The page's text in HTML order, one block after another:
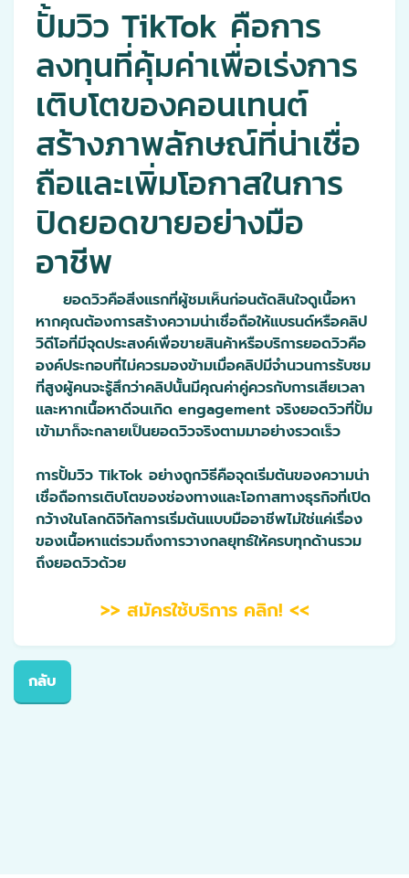
ปั้มวิว TikTok คือการ
ลงทุนที่คุ้มค่าเพื่อเร่งการ
เติบโตของคอนเทนต์
สร้างภาพลักษณ์ที่น่าเชื่อ
ถือและเพิ่มโอกาสในการ
ปิดยอดขายอย่างมือ
อาชีพ
ยอดวิวคือสิ่งแรกที่ผู้ชมเห็นก่อนตัดสินใจดูเนื้อหา
หากคุณต้องการสร้างความน่าเชื่อถือให้แบรนด์หรือคลิป
วิดีโอที่มีจุดประสงค์เพื่อขายสินค้าหรือบริการยอดวิวคือ
องค์ประกอบที่ไม่ควรมองข้ามเมื่อคลิปมีจำนวนการรับชม
ที่สูงผู้คนจะรู้สึกว่าคลิปนั้นมีคุณค่าคู่ควรกับการเสียเวลา
และหากเนื้อหาดีจนเกิด engagement จริงยอดวิวที่ปั้ม
เข้ามาก็จะกลายเป็นยอดวิวจริงตามมาอย่างรวดเร็ว
การปั้มวิว TikTok อย่างถูกวิธีคือจุดเริ่มต้นของความน่า
เชื่อถือการเติบโตของช่องทางและโอกาสทางธุรกิจที่เปิด
กว้างในโลกดิจิทัลการเริ่มต้นแบบมืออาชีพไม่ใช่แค่เรื่อง
ของเนื้อหาแต่รวมถึงการวางกลยุทธ์ให้ครบทุกด้านรวม
ถึงยอดวิวด้วย
>> สมัครใช้บริการ คลิก! <<
กลับ